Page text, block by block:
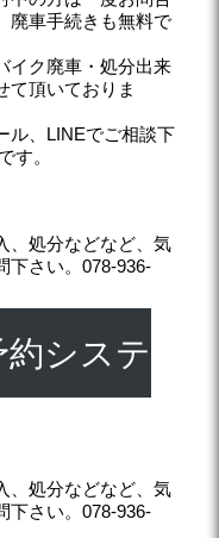
廃車手続きも無料で
イク廃車・処分出来
て頂いておりま
ル、LINEでご相談下
す。
、処分などなど、気
下さい。078-936-
約システ
、処分などなど、気
下さい。078-936-